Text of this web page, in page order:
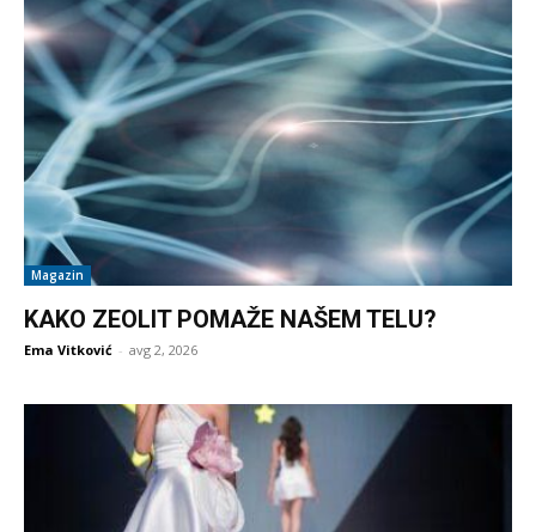
Magazin
KAKO ZEOLIT POMAŽE NAŠEM TELU?
Ema Vitković - avg 2, 2026